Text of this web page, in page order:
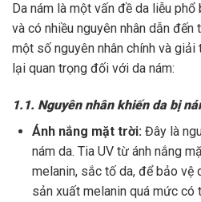
Da nám là một vấn đề da liễu
và có nhiều nguyên nhân dẫn
một số nguyên nhân chính và
lại quan trọng đối với da nám:
1.1. Nguyên nhân khiến da bị
Ánh nắng mặt trời: Đây là
nám da. Tia UV từ ánh nắng
melanin, sắc tố da, để bảo vệ
sản xuất melanin quá mức có